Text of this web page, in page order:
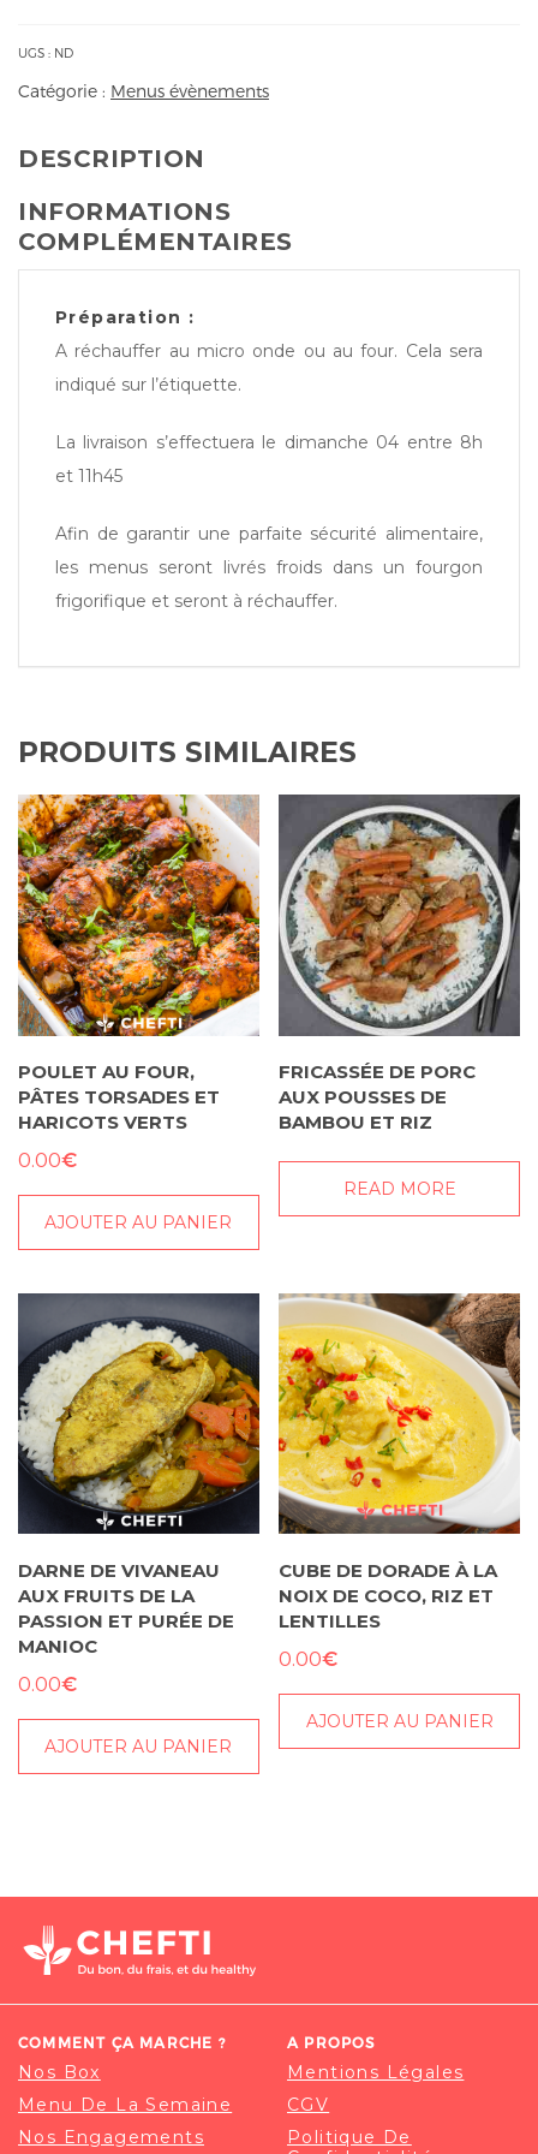
des
mères
UGS : ND
Catégorie : Menus évènements
DESCRIPTION
INFORMATIONS
COMPLÉMENTAIRES
Préparation :
A réchauffer au micro onde ou au four. Cela sera
indiqué sur l’étiquette.
La livraison s’effectuera le dimanche 04 entre 8h
et 11h45
Afin de garantir une parfaite sécurité alimentaire,
les menus seront livrés froids dans un fourgon
frigorifique et seront à réchauffer.
PRODUITS SIMILAIRES
POULET AU FOUR,
PÂTES TORSADES ET
HARICOTS VERTS
0.00€
AJOUTER AU PANIER
FRICASSÉE DE PORC
AUX POUSSES DE
BAMBOU ET RIZ
READ MORE
DARNE DE VIVANEAU
AUX FRUITS DE LA
PASSION ET PURÉE DE
MANIOC
0.00€
AJOUTER AU PANIER
CUBE DE DORADE À LA
NOIX DE COCO, RIZ ET
LENTILLES
0.00€
AJOUTER AU PANIER
COMMENT ÇA MARCHE ?
Nos Box
Menu De La Semaine
Nos Engagements
A PROPOS
Mentions Légales
CGV
Politique De